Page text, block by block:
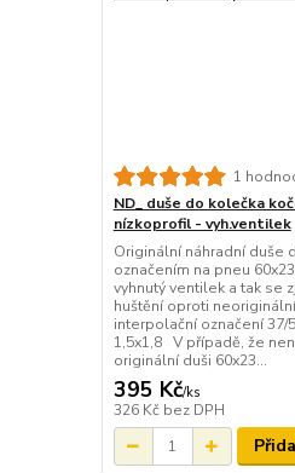
1
ND_ duše do kolečka
nízkoprofil - vyh.ventilek
Originální náhradní duše
označením na pneu
vyhnutý ventilek a tak se
huštění oproti
interpolační označení 37/
1,5x1,8 V případě, že
originální duši 60x23...
395 Kč/ks
326 Kč bez DPH